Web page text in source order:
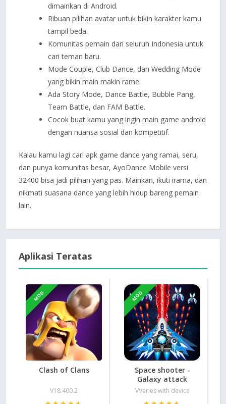
dimainkan di Android.
Ribuan pilihan avatar untuk bikin karakter kamu
tampil beda.
Komunitas pemain dari seluruh Indonesia untuk
cari teman baru.
Mode Couple, Club Dance, dan Wedding Mode
yang bikin main makin rame.
Ada Story Mode, Dance Battle, Bubble Pang,
Team Battle, dan FAM Battle.
Cocok buat kamu yang ingin main game android
dengan nuansa sosial dan kompetitif.
Kalau kamu lagi cari apk game dance yang ramai, seru,
dan punya komunitas besar, AyoDance Mobile versi
32400 bisa jadi pilihan yang pas. Mainkan, ikuti irama, dan
nikmati suasana dance yang lebih hidup bareng pemain
lain.
Aplikasi Teratas
MOD
Clash of Clans
V18.400.2
MOD
Space shooter -
Galaxy attack
VVaries with device